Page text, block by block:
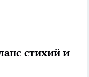
стихий и